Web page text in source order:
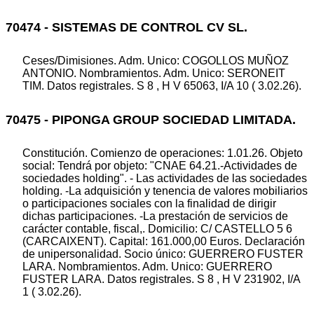
70474 - SISTEMAS DE CONTROL CV SL.
Ceses/Dimisiones. Adm. Unico: COGOLLOS MUÑOZ
ANTONIO. Nombramientos. Adm. Unico: SERONEIT
TIM. Datos registrales. S 8 , H V 65063, I/A 10 ( 3.02.26).
70475 - PIPONGA GROUP SOCIEDAD LIMITADA.
Constitución. Comienzo de operaciones: 1.01.26. Objeto
social: Tendrá por objeto: "CNAE 64.21.-Actividades de
sociedades holding". - Las actividades de las sociedades
holding. -La adquisición y tenencia de valores mobiliarios
o participaciones sociales con la finalidad de dirigir
dichas participaciones. -La prestación de servicios de
carácter contable, fiscal,. Domicilio: C/ CASTELLO 5 6
(CARCAIXENT). Capital: 161.000,00 Euros. Declaración
de unipersonalidad. Socio único: GUERRERO FUSTER
LARA. Nombramientos. Adm. Unico: GUERRERO
FUSTER LARA. Datos registrales. S 8 , H V 231902, I/A
1 ( 3.02.26).